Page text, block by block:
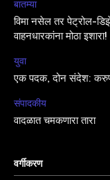
बातम्या
विमा नसेल तर पेट्रोल-
वाहनधारकांना मोठा इशारा!
युवा
एक पदक, दोन संदेश:
संपादकीय
वादळात चमकणारा तारा
वर्गीकरण